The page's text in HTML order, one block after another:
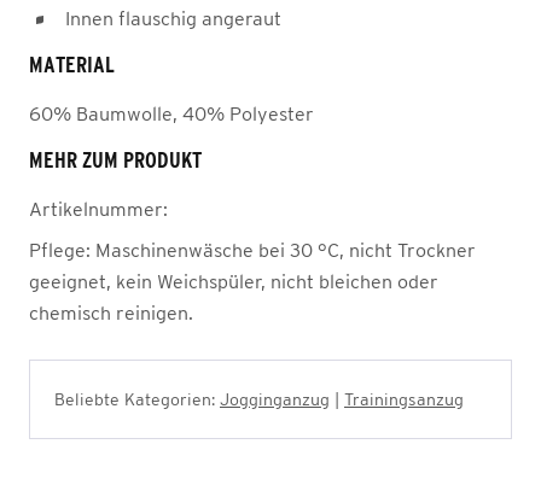
Innen flauschig angeraut
MATERIAL
60% Baumwolle, 40% Polyester
MEHR ZUM PRODUKT
Artikelnummer:
Pflege: Maschinenwäsche bei 30 °C, nicht Trockner
geeignet, kein Weichspüler, nicht bleichen oder
chemisch reinigen.
Beliebte Kategorien: Jogginganzug Trainingsanzug